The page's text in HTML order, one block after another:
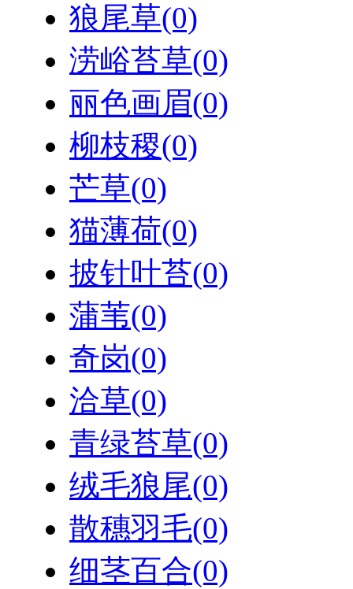
狼尾草(0)
涝峪苔草(0)
丽色画眉(0)
柳枝稷(0)
芒草(0)
猫薄荷(0)
披针叶苔(0)
蒲苇(0)
奇岗(0)
洽草(0)
青绿苔草(0)
绒毛狼尾(0)
散穗羽毛(0)
细茎百合(0)